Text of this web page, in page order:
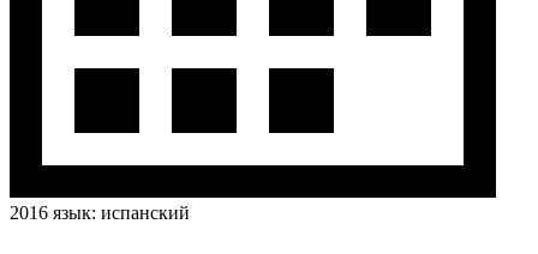
2016 язык: испанский